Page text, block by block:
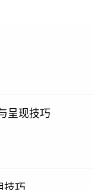
呈现技巧